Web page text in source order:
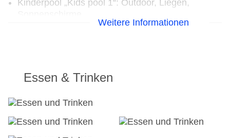
Kinderpool „Kids pool 1“: Outdoor, Liegen,
Kinderpool „Kids pool 2“: Outdoor, Liegen,
Adults-only-Pool „Adults only pool“: Outdoor,
Liegen, Sonnenschirme
Badetücher: ohne Gebühr
Internet: WLAN/WiFi, im gesamten Hotel
(Anlage): ohne Gebühr
Weitere Informationen
Essen & Trinken